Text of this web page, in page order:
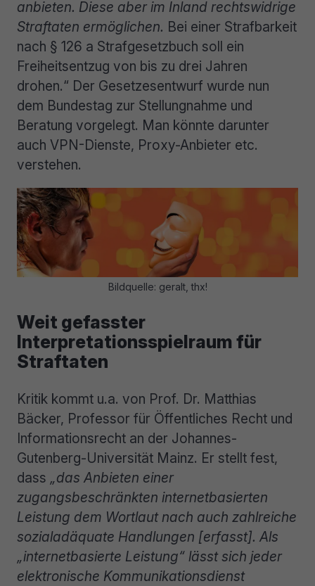
anbieten. Diese aber im Inland rechtswidrige
Straftaten ermöglichen. Bei einer Strafbarkeit
nach § 126 a Strafgesetzbuch soll ein
Freiheitsentzug von bis zu drei Jahren
drohen.“ Der Gesetzesentwurf wurde nun
dem Bundestag zur Stellungnahme und
Beratung vorgelegt. Man könnte darunter
auch VPN-Dienste, Proxy-Anbieter etc.
verstehen.
Bildquelle: geralt, thx!
Weit gefasster
Interpretationsspielraum für
Straftaten
Kritik kommt u.a. von Prof. Dr. Matthias
Bäcker, Professor für Öffentliches Recht und
Informationsrecht an der Johannes-
Gutenberg-Universität Mainz. Er stellt fest,
dass „das Anbieten einer
zugangsbeschränkten internetbasierten
Leistung dem Wortlaut nach auch zahlreiche
sozialadäquate Handlungen [erfasst]. Als
„internetbasierte Leistung“ lässt sich jeder
elektronische Kommunikationsdienst